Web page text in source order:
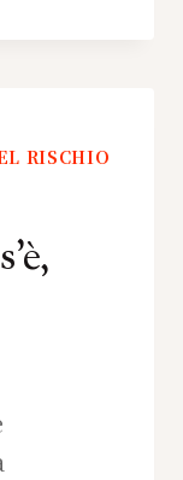
RISCHIO